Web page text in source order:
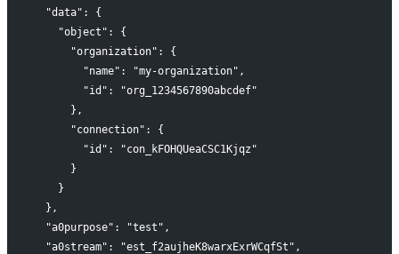
  "data": {
    "object": {
      "organization": {
        "name": "my-organization",
        "id": "org_1234567890abcdef"
      },
      "connection": {
        "id": "con_kFOHQUeaCSC1Kjqz"
      }
    }
  },
  "a0purpose": "test",
  "a0stream": "est_f2aujheK8warxExrWCqfSt",